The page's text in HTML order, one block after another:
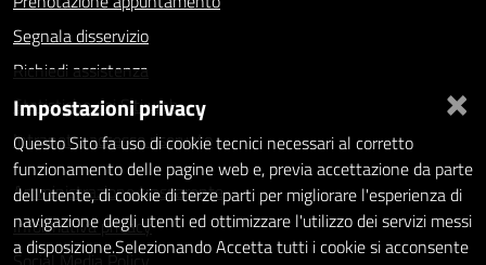
Segnala disservizio
Richiedi assistenza
Statistiche dei Siti web
Intranet - accesso riservato
Amministrazione trasparente
Informativa privacy
×
Impostazioni privacy
Questo Sito fa uso di cookie tecnici necessari al corretto
funzionamento delle pagine web e, previa accettazione da parte
dell'utente, di cookie di terze parti per migliorare l'esperienza di
navigazione degli utenti ed ottimizzare l'utilizzo dei servizi messi
a disposizione.Selezionando Accetta tutti i cookie si acconsente